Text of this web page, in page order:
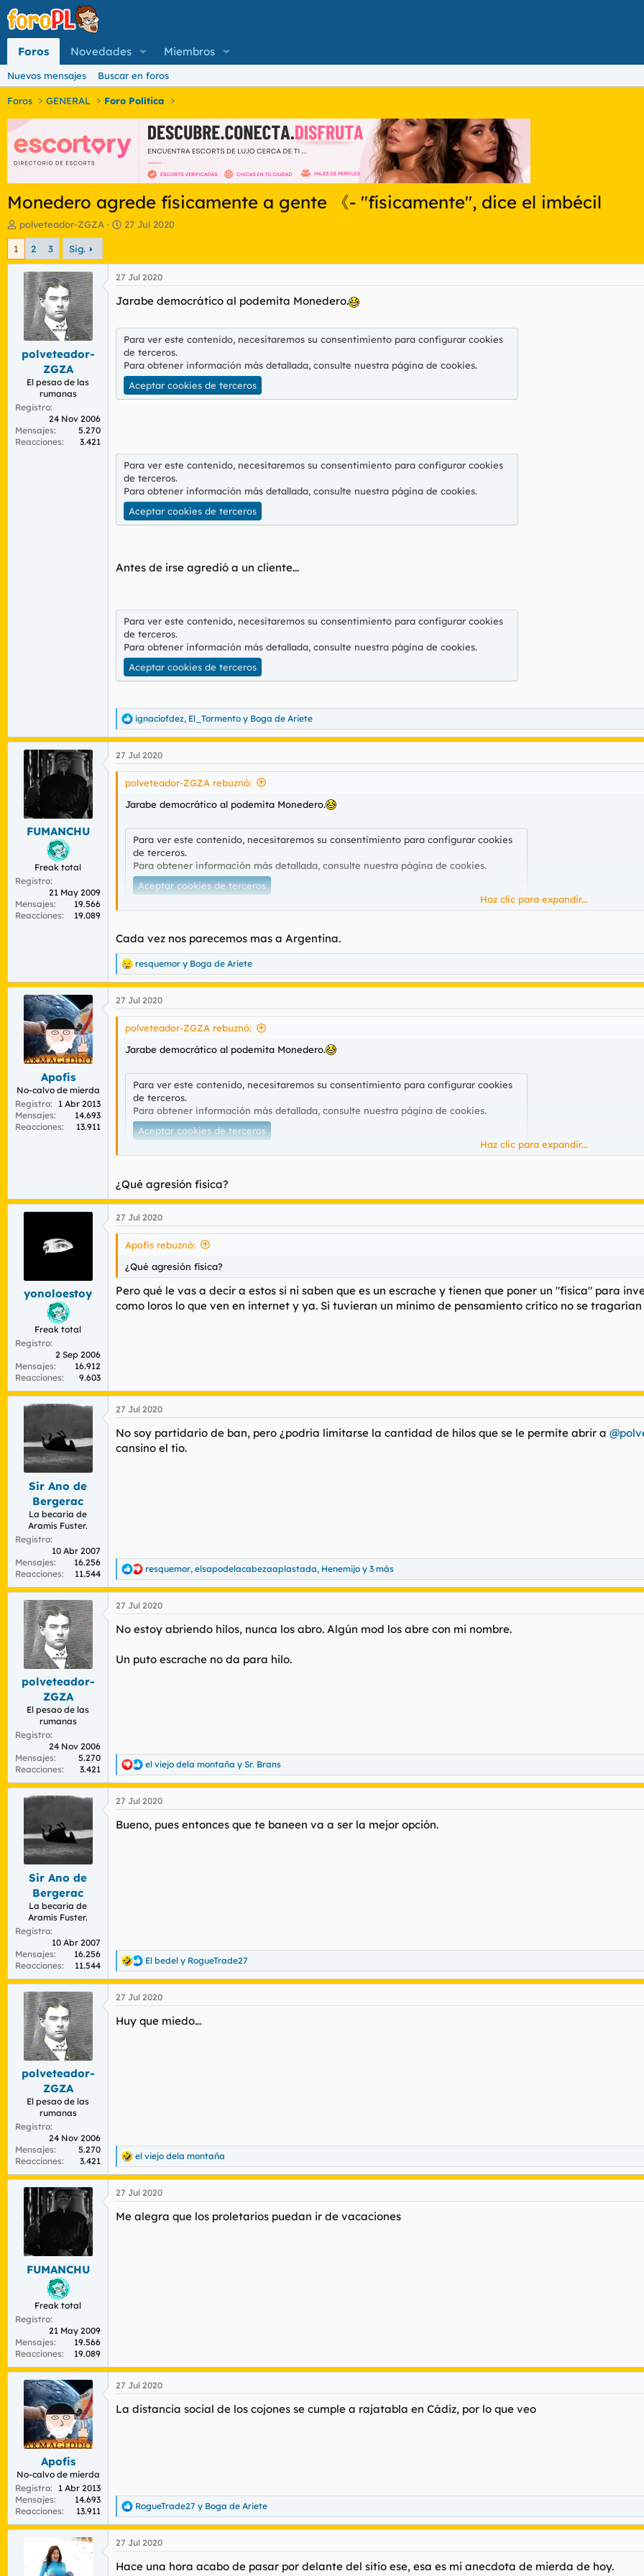
Foros Novedades Miembros
Nuevos mensajes Buscar en foros
Foros GENERAL Foro Política
Monedero agrede físicamente a gente 《- "físicamente", dice el imbécil
I
n
c
a
d
o
d
e
m
polveteador-ZGZA
F
h
a
d
e
n
i
c
i
o
27 Jul 2020
1 2 3 Sig.
polveteador-
ZGZA
El pesao de las
rumanas
Registro
24 Nov 2006
Mensajes
5.270
Reacciones
3.421
27 Jul 2020
Jarabe democrático al podemita Monedero.
Para ver este contenido, necesitaremos su consentimiento para configurar cookies
de terceros.
Para obtener información más detallada, consulte nuestra página de cookies.
Aceptar cookies de terceros
Para ver este contenido, necesitaremos su consentimiento para configurar cookies
de terceros.
Para obtener información más detallada, consulte nuestra página de cookies.
Aceptar cookies de terceros
Antes de irse agredió a un cliente...
Para ver este contenido, necesitaremos su consentimiento para configurar cookies
de terceros.
Para obtener información más detallada, consulte nuestra página de cookies.
Aceptar cookies de terceros
R
e
a
c
c
ignaciofdez, El_Tormento y Boga de Ariete
FUMANCHU
Freak total
Registro
21 May 2009
Mensajes
19.566
Reacciones
19.089
27 Jul 2020
polveteador-ZGZA rebuznó:
Jarabe democrático al podemita Monedero.
Para ver este contenido, necesitaremos su consentimiento para configurar cookies
de terceros.
Para obtener información más detallada, consulte nuestra página de cookies.
Aceptar cookies de terceros
Para ver este contenido, necesitaremos su consentimiento para configurar cookies
de terceros.
Para obtener información más detallada, consulte nuestrapágina de cookies.
Aceptar cookies de terceros
Antes de irse agredió a un cliente...
Para ver este contenido, necesitaremos su consentimiento para configurar cookies
de terceros.
Para obtener información más detallada, consulte nuestra
Haz clic para expandir...
Cada vez nos parecemos mas a Argentina.
R
e
a
c
c
resquemor y Boga de Ariete
Apofis
No-calvo de mierda
Registro
1 Abr 2013
Mensajes
14.693
Reacciones
13.911
27 Jul 2020
polveteador-ZGZA rebuznó:
Jarabe democrático al podemita Monedero.
Para ver este contenido, necesitaremos su consentimiento para configurar cookies
de terceros.
Para obtener información más detallada, consulte nuestra página de cookies.
Aceptar cookies de terceros
Para ver este contenido, necesitaremos su consentimiento para configurar cookies
de terceros.
Para obtener información más detallada, consulte nuestrapágina de cookies.
Aceptar cookies de terceros
Antes de irse agredió a un cliente...
Aceptar cookies de terceros
Haz clic para expandir...
¿Qué agresión física?
yonoloestoy
Freak total
Registro
2 Sep 2006
Mensajes
16.912
Reacciones
9.603
27 Jul 2020
Apofis rebuznó:
¿Qué agresión física?
Pero qué le vas a decir a estos si ni saben que es un escrache y tienen que poner un "física" para
como loros lo que ven en internet y ya. Si tuvieran un mínimo de pensamiento crítico no se
Sir Ano de
Bergerac
La becaria de
Aramís Fuster.
Registro
10 Abr 2007
Mensajes
16.256
Reacciones
11.544
27 Jul 2020
No soy partidario de ban, pero ¿podría limitarse la cantidad de hilos que se le permite abrir a
cansino el tío.
R
e
a
c
i
n
e
resquemor, elsapodelacabezaaplastada, Henemijo y 3 más
polveteador-
ZGZA
El pesao de las
rumanas
Registro
24 Nov 2006
Mensajes
5.270
Reacciones
3.421
27 Jul 2020
No estoy abriendo hilos, nunca los abro. Algún mod los abre con mi nombre.
Un puto escrache no da para hilo.
R
e
a
c
i
el viejo dela montaña y Sr. Brans
Sir Ano de
Bergerac
La becaria de
Aramís Fuster.
Registro
10 Abr 2007
Mensajes
16.256
Reacciones
11.544
27 Jul 2020
Bueno, pues entonces que te baneen va a ser la mejor opción.
R
e
a
c
i
El bedel y RogueTrade27
polveteador-
ZGZA
El pesao de las
rumanas
Registro
24 Nov 2006
Mensajes
5.270
Reacciones
3.421
27 Jul 2020
Huy que miedo...
R
e
a
c
i
el viejo dela montaña
FUMANCHU
Freak total
Registro
21 May 2009
Mensajes
19.566
Reacciones
19.089
27 Jul 2020
Me alegra que los proletarios puedan ir de vacaciones
Apofis
No-calvo de mierda
Registro
1 Abr 2013
Mensajes
14.693
Reacciones
13.911
27 Jul 2020
La distancia social de los cojones se cumple a rajatabla en Cádiz, por lo que veo
R
e
a
c
i
RogueTrade27 y Boga de Ariete
27 Jul 2020
Hace una hora acabo de pasar por delante del sitio ese, esa es mi anecdota de mierda de hoy.